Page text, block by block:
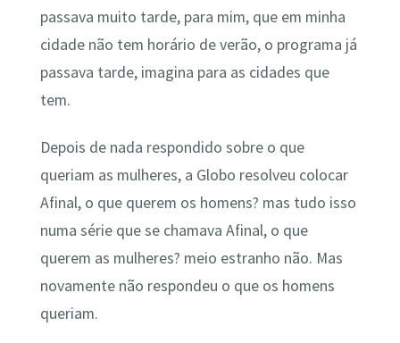
passava muito tarde, para mim, que em minha
cidade não tem horário de verão, o programa já
passava tarde, imagina para as cidades que
tem.
Depois de nada respondido sobre o que
queriam as mulheres, a Globo resolveu colocar
Afinal, o que querem os homens? mas tudo isso
numa série que se chamava Afinal, o que
querem as mulheres? meio estranho não. Mas
novamente não respondeu o que os homens
queriam.